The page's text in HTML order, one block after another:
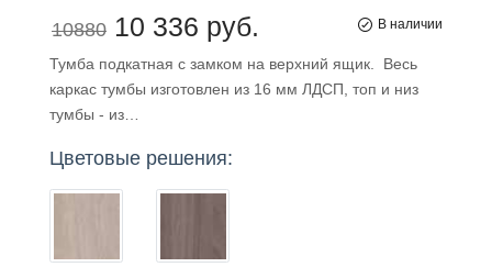
10880 10 336 руб. В наличии
Тумба подкатная с замком на верхний ящик. Весь
каркас тумбы изготовлен из 16 мм ЛДСП, топ и низ
тумбы - из…
Цветовые решения: